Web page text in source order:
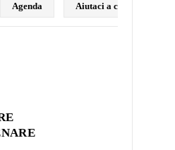
Agenda Aiutaci a costruire il